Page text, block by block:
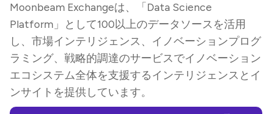
Moonbeam Exchangeは、「Data Science
Platform」として100以上のデータソースを活用
し、市場インテリジェンス、イノベーションプログ
ラミング、戦略的調達のサービスでイノベーション
エコシステム全体を支援するインテリジェンスとイ
ンサイトを提供しています。